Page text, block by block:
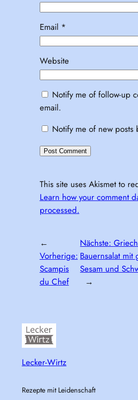
Email *
Website
Notify me of follow-up
email.
Notify me of new posts
This site uses Akismet to
Learn how your comment
processed.
←
Vorherige:
Scampis
du Chef
Nächste:
Bauernsalat mit
Sesam und
→
Lecker-Wirtz
Rezepte mit Leidenschaft